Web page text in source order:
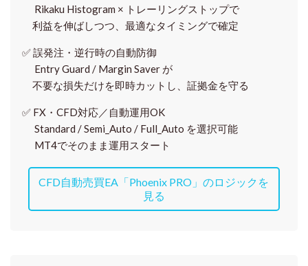
Rikaku Histogram × トレーリングストップで
利益を伸ばしつつ、最適なタイミングで確定
✅誤発注・逆行時の自動防御
Entry Guard / Margin Saver が
不要な損失だけを即時カットし、証拠金を守る
✅ FX・CFD対応／自動運用OK
Standard / Semi_Auto / Full_Auto を選択可能
MT4でそのまま運用スタート
CFD自動売買EA「Phoenix PRO」のロジックを
見る